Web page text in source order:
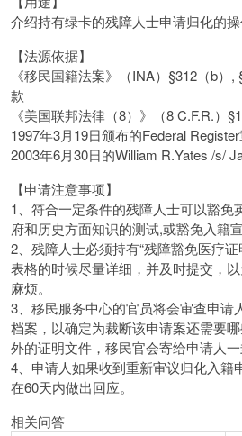
介绍持有绿卡的残障人士申请归化的操
【法源依据】
《移民国籍法案》（INA）§312（b）
款
《美国联邦法律（8）》（8 C.F.R.）
1997年3月19日颁布的Federal
2003年6月30日的William R.Yates /s/
【申请注意事项】
1、符合一定条件的残障人士可以豁免
府和历史方面知识的测试,或豁免入籍
2、残障人士必须持有“残障豁免医疗
表格的时候尽量详细，并及时提交，
麻烦。
3、移民服务中心的官员将会审查申请
档案，以确定为裁断该申请案还需要
外的证明文件，移民官会寄给申请人一
4、申请人如果收到重新审议归化入籍
在60天内做出回应。
相关问答